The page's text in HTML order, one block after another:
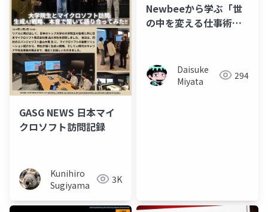
GASG NEWS 日本マイ
クロソフト訪問記録
Kunihiro
Sugiyama
3K
Newbeeから学ぶ「世
の中を変える仕事術」-
Daisuke
Miyata
294